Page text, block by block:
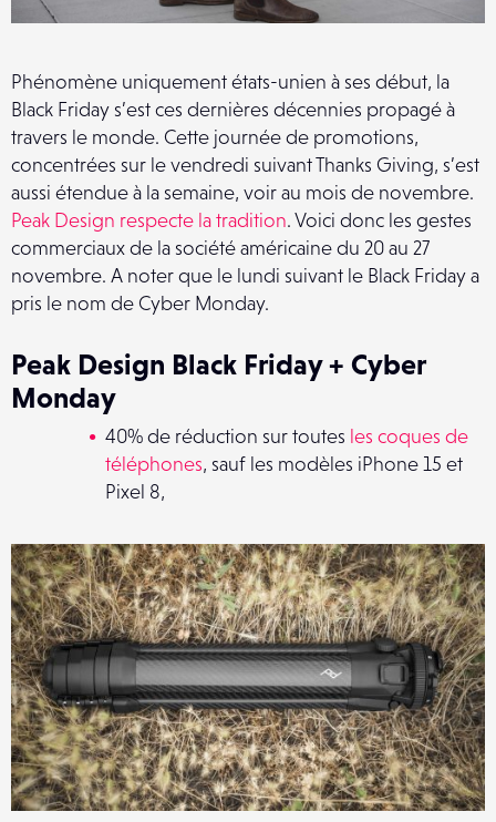
Phénomène uniquement états-unien à ses début, la
Black Friday s’est ces dernières décennies propagé à
travers le monde. Cette journée de promotions,
concentrées sur le vendredi suivant Thanks Giving, s’est
aussi étendue à la semaine, voir au mois de novembre.
Peak Design respecte la tradition. Voici donc les gestes
commerciaux de la société américaine du 20 au 27
novembre. A noter que le lundi suivant le Black Friday a
pris le nom de Cyber Monday.
Peak Design Black Friday + Cyber
Monday
40% de réduction sur toutes les coques de
téléphones, sauf les modèles iPhone 15 et
Pixel 8,